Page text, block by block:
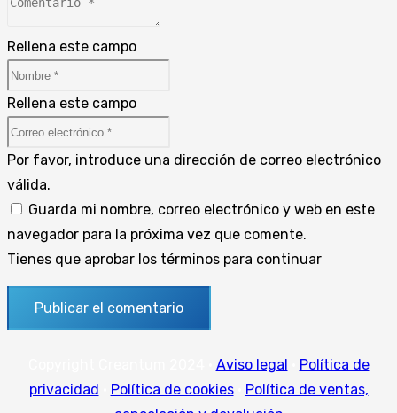
Rellena este campo
Rellena este campo
Por favor, introduce una dirección de correo electrónico
válida.
Guarda mi nombre, correo electrónico y web en este
navegador para la próxima vez que comente.
Tienes que aprobar los términos para continuar
Publicar el comentario
Aviso legal
Política de
privacidad
Política de cookies· Política de ventas,